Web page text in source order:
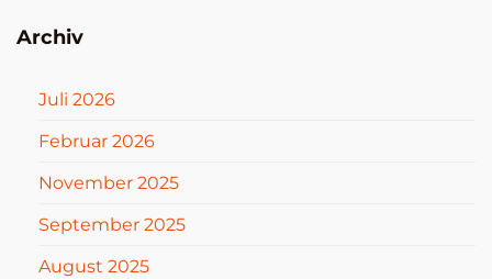
Archiv
Juli 2026
Februar 2026
November 2025
September 2025
August 2025